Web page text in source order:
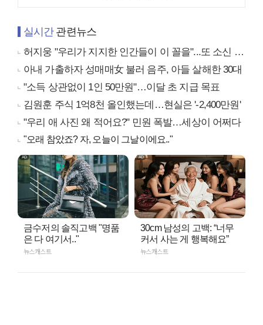
실시간관련뉴스
허지웅 "우리가 지지한 인간들이 이 꼴을"...또 소신 발언
아내 가출하자 성매매女 불러 음주, 아들 살해한 30대
"소득 상관없이 1인 50만원"…이달 초 지급 목표
김원훈 주식 1억8천 올인했는데…현실은 '-2,400만원'
"우리 애 사진 왜 적어요?" 민원 폭발…세상이 어쩌다
"오래 참았죠? 자, 오늘이 그날이에요.."
금수저의 솔직고백 "명품
은 다 여기서.."
뉴스캐스트
30cm 남성의 고백: “너무
커서 사는 게 행복해요”
뉴스캐스트